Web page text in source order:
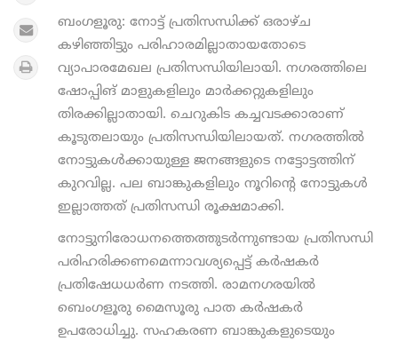
ബംഗളൂരു: നോട്ട് പ്രതിസന്ധിക്ക് ഒരാഴ്ച
കഴിഞ്ഞിട്ടും പരിഹാരമില്ലാതായതോടെ
വ്യാപാരമേഖല പ്രതിസന്ധിയിലായി. നഗരത്തിലെ
ഷോപ്പിങ് മാളുകളിലും മാര്‍ക്കറ്റുകളിലും
തിരക്കില്ലാതായി. ചെറുകിട കച്ചവടക്കാരാണ്
കൂടുതലായും പ്രതിസന്ധിയിലായത്. നഗരത്തില്‍
നോട്ടുകള്‍ക്കായുള്ള ജനങ്ങളുടെ നട്ടോട്ടത്തിന്
കുറവില്ല. പല ബാങ്കുകളിലും നൂറിന്റെ നോട്ടുകള്‍
ഇല്ലാത്തത് പ്രതിസന്ധി രൂക്ഷമാക്കി.
നോട്ടുനിരോധനത്തെത്തുടര്‍ന്നുണ്ടായ പ്രതിസന്ധി
പരിഹരിക്കണമെന്നാവശ്യപ്പെട്ട് കര്‍ഷകര്‍
പ്രതിഷേധധര്‍ണ നടത്തി. രാമനഗരയില്‍
ബെംഗളൂരു മൈസൂരു പാത കര്‍ഷകര്‍
ഉപരോധിച്ചു. സഹകരണ ബാങ്കുകളുടെയും